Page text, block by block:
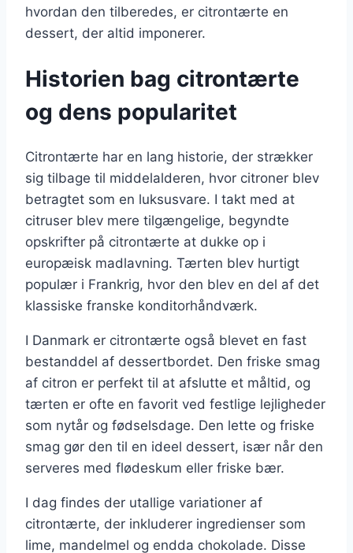
hvordan den tilberedes, er citrontærte en
dessert, der altid imponerer.
Historien bag citrontærte
og dens popularitet
Citrontærte har en lang historie, der strækker
sig tilbage til middelalderen, hvor citroner blev
betragtet som en luksusvare. I takt med at
citruser blev mere tilgængelige, begyndte
opskrifter på citrontærte at dukke op i
europæisk madlavning. Tærten blev hurtigt
populær i Frankrig, hvor den blev en del af det
klassiske franske konditorhåndværk.
I Danmark er citrontærte også blevet en fast
bestanddel af dessertbordet. Den friske smag
af citron er perfekt til at afslutte et måltid, og
tærten er ofte en favorit ved festlige lejligheder
som nytår og fødselsdage. Den lette og friske
smag gør den til en ideel dessert, især når den
serveres med flødeskum eller friske bær.
I dag findes der utallige variationer af
citrontærte, der inkluderer ingredienser som
lime, mandelmel og endda chokolade. Disse